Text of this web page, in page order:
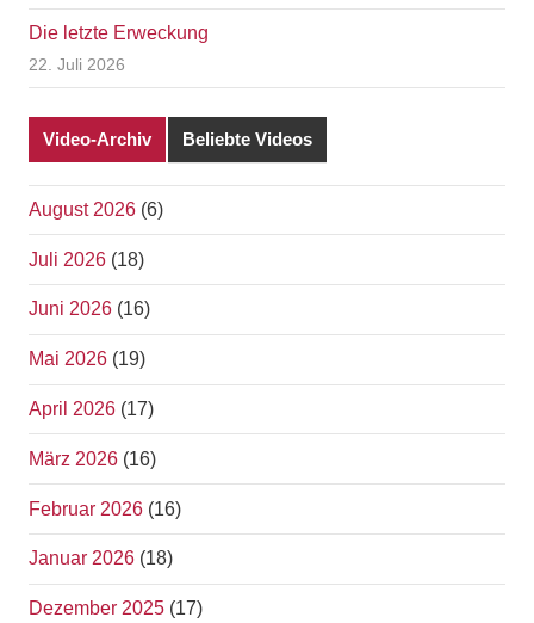
Die letzte Erweckung
22. Juli 2026
Video-Archiv Beliebte Videos
August 2026 (6)
Juli 2026 (18)
Juni 2026 (16)
Mai 2026 (19)
April 2026 (17)
März 2026 (16)
Februar 2026 (16)
Januar 2026 (18)
Dezember 2025 (17)